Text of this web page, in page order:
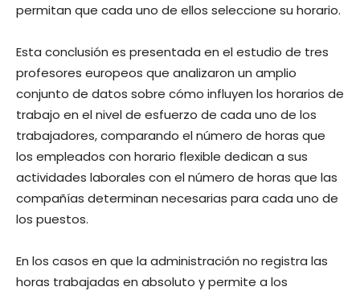
permitan que cada uno de ellos seleccione su horario.
Esta conclusión es presentada en el estudio de tres
profesores europeos que analizaron un amplio
conjunto de datos sobre cómo influyen los horarios de
trabajo en el nivel de esfuerzo de cada uno de los
trabajadores, comparando el número de horas que
los empleados con horario flexible dedican a sus
actividades laborales con el número de horas que las
compañías determinan necesarias para cada uno de
los puestos.
En los casos en que la administración no registra las
horas trabajadas en absoluto y permite a los